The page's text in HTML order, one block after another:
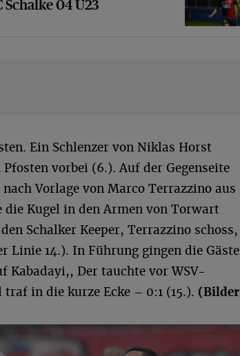
04 U23
Ein Schlenzer von Niklas Horst
vorbei (6.). Auf der Gegenseite
Vorlage von Marco Terrazzino aus
Kugel in den Armen von Torwart
Schalker Keeper, Terrazzino schoss,
Linie 14.). In Führung gingen die Gäste
Kabadayi,, Der tauchte vor WSV-
in die kurze Ecke – 0:1 (15.).